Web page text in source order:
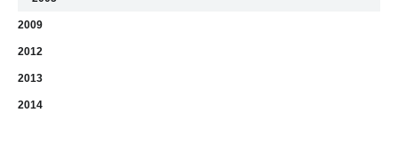
2009
2012
2013
2014